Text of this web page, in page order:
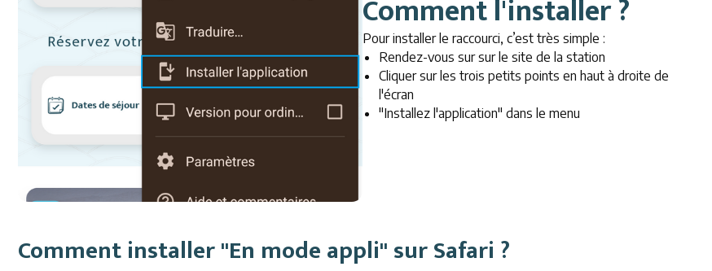
Comment l'installer ?
Pour installer le raccourci, c’est très simple :
Rendez-vous sur sur le site de la station
Cliquer sur les trois petits points en haut à droite de
l'écran
"Installez l'application" dans le menu
Comment installer "En mode appli" sur Safari ?